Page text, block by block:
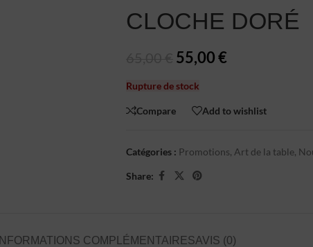
CLOCHE DORÉ
55,00€
Rupture de stock
Compare Add to wishlist
Catégories : Promotions, Art de la table,
Share:
INFORMATIONS COMPLÉMENTAIRESAVIS (0)